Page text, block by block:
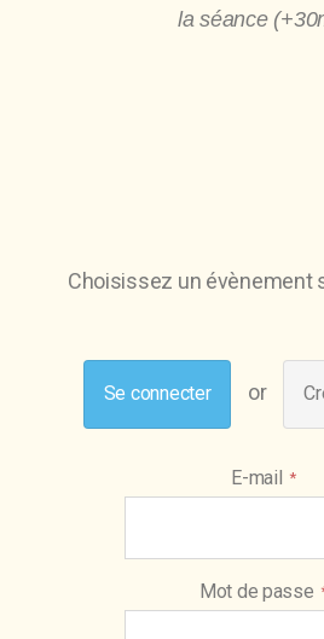
la séance
Choisissez un évènement
Se connecter
E-mail
Mot de passe